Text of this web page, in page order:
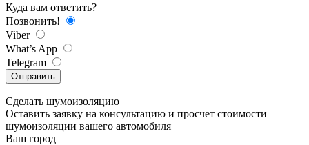
Куда вам ответить?
Позвонить!
Viber
What’s App
Telegram
Отправить
Сделать шумоизоляцию
Оставить заявку на консультацию и просчет стоимости
шумоизоляции вашего автомобиля
Ваш город